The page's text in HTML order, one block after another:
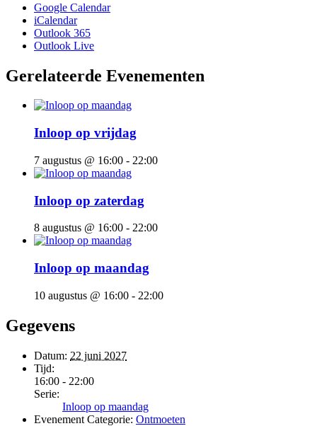
Google Calendar
iCalendar
Outlook 365
Outlook Live
Gerelateerde Evenementen
Inloop op vrijdag
7 augustus @ 16:00 - 22:00
Inloop op zaterdag
8 augustus @ 16:00 - 22:00
Inloop op maandag
10 augustus @ 16:00 - 22:00
Gegevens
Datum: 22 juni 2027
Tijd:
16:00 - 22:00
Serie:
Inloop op maandag
Evenement Categorie: Ontmoeten